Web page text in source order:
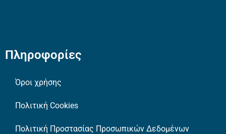
Πληροφορίες
Όροι χρήσης
Πολιτική Cookies
Πολιτική Προστασίας Προσωπικών Δεδομένων